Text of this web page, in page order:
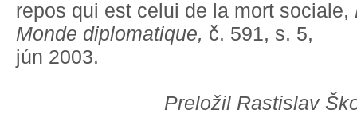
repos qui est celui de la mort sociale,
Monde diplomatique, č. 591, s. 5,
jún 2003.
Preložil Rastislav